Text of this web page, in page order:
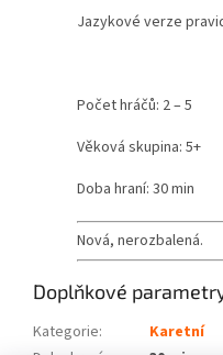
Jazykové verze
Počet hráčů: 2 – 5
Věková skupina: 5+
Doba hraní: 30 min
Nová, nerozbalená.
Doplňkové
Kategorie:
Karetní